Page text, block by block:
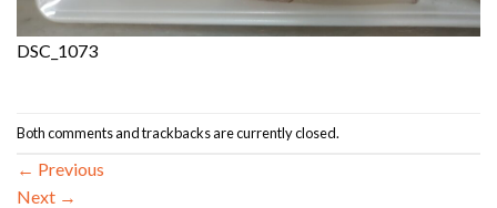
DSC_1073
Both comments and trackbacks are currently closed.
← Previous
Next →